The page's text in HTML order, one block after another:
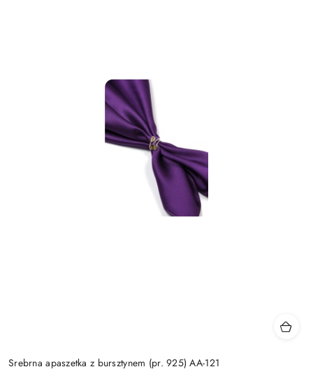
Srebrna apaszetka z bursztynem (pr. 925) AA-121